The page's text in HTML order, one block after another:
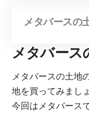
メタバースの
メタバース
メタバースの土地
地を買ってみまし
今回はメタバース